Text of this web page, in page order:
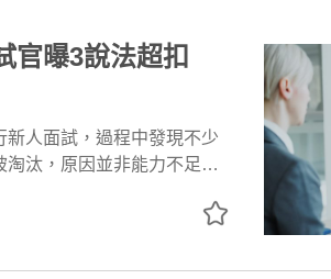
官曝3說法超扣
人面試，過程中發現不少
汰，原因並非能力不足，
大打折扣，因此整理出幾